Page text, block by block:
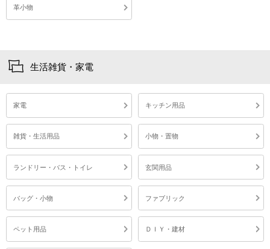
革小物
生活雑貨・家電
家電 キッチン用品
雑貨・生活用品 小物・置物
ランドリー・バス・トイレ 玄関用品
バッグ・小物 ファブリック
ペット用品 ＤＩＹ・建材